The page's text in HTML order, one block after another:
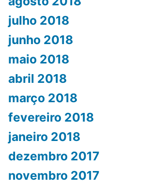
julho 2018
junho 2018
maio 2018
abril 2018
março 2018
fevereiro 2018
janeiro 2018
dezembro 2017
novembro 2017